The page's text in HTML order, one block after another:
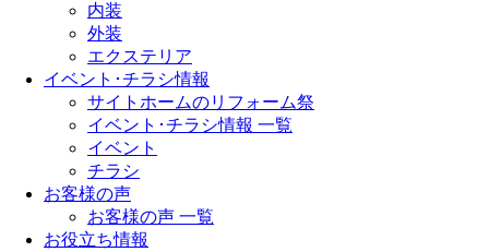
内装
外装
エクステリア
イベント･チラシ情報
サイトホームのリフォーム祭
イベント･チラシ情報 一覧
イベント
チラシ
お客様の声
お客様の声 一覧
お役立ち情報